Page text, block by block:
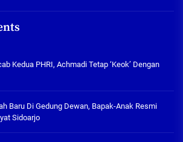
Kedua PHRI, Achmadi Tetap ‘Keok’ Dengan
Baru Di Gedung Dewan, Bapak-Anak Resmi
Sidoarjo